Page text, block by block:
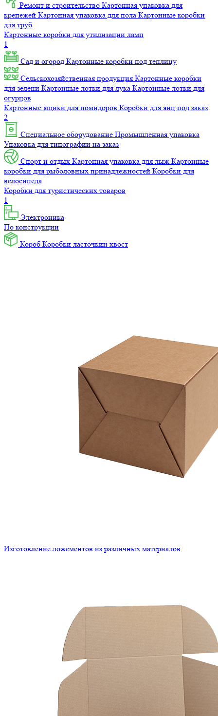
Ремонт и строительство Картонная упаковка для
крепежей Картонная упаковка для пола Картонные коробки
для труб
Картонные коробки для утилизации ламп
1
Сад и огород Картонные коробки под теплицу
Сельскохозяйственная продукция Картонные коробки
для зелени Картонные лотки для лука Картонные лотки для
огурцов
Картонные ящики для помидоров Коробки для яиц под заказ
2
Специальное оборудование Промышленная упаковка
Упаковка для типографии на заказ
Спорт и отдых Картонная упаковка для лыж Картонные
коробки для рыболовных принадлежностей Коробки для
велосипеда
Коробки для туристических товаров
1
Электроника
По конструкции
Короб Коробки ласточкин хвост
Изготовление ложементов из различных материалов